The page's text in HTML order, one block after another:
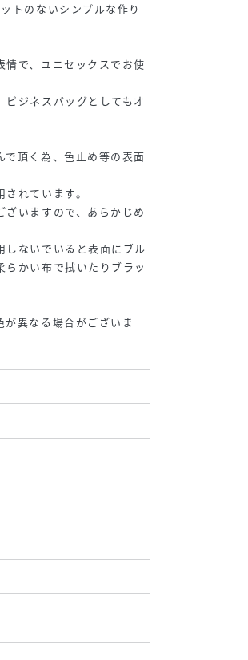
トのないシンプルな作り
情で、ユニセックスでお使
ジネスバッグとしてもオ
頂く為、色止め等の表面
れています。
いますので、あらかじめ
ないでいると表面にブル
かい布で拭いたりブラッ
異なる場合がございま